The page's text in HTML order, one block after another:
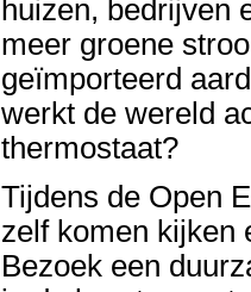
huizen, bedrijven
meer groene
geïmporteerd
werkt de wereld
thermostaat?
Tijdens de Open
zelf komen kijken
Bezoek een